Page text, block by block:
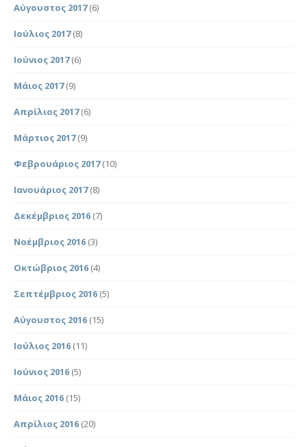
Αύγουστος 2017(6)
Ιούλιος 2017(8)
Ιούνιος 2017(6)
Μάιος 2017(9)
Απρίλιος 2017(6)
Μάρτιος 2017(9)
Φεβρουάριος 2017(10)
Ιανουάριος 2017(8)
Δεκέμβριος 2016 (7)
Νοέμβριος 2016 (3)
Οκτώβριος 2016 (4)
Σεπτέμβριος 2016 (5)
Αύγουστος 2016 (15)
Ιούλιος 2016 (11)
Ιούνιος 2016 (5)
Μάιος 2016 (15)
Απρίλιος 2016 (20)